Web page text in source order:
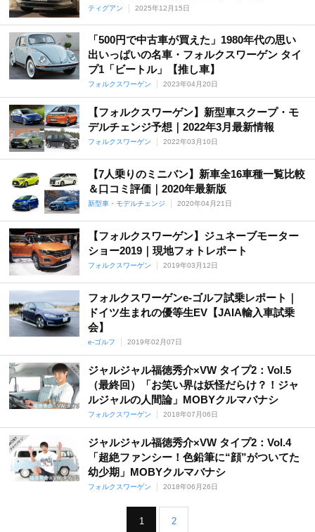
ティグアン 2025年12月15日
「500円で中古車が買えた」1980年代の思い
出いっぱいの名車・フォルクスワーゲン タイ
プ1「ビートル」【推し車】
フォルクスワーゲン 2023年04月20日
【フォルクスワーゲン】新型車スクープ・モ
デルチェンジ予想｜2022年3月最新情報
フォルクスワーゲン 2022年03月10日
【7人乗りのミニバン】新車全16車種一覧比較
＆口コミ評価｜2020年最新版
新型車・モデルチェンジ 2020年04月21日
【フォルクスワーゲン】ジュネーブモーター
ショー2019｜現地フォトレポート
フォルクスワーゲン 2019年03月12日
フォルクスワーゲンe-ゴルフ試乗レポート｜
ドイツ生まれの優等生EV【JAIA輸入車試乗
会】
e-ゴルフ 2019年02月07日
ジャルジャル福徳秀介×VW タイプ2：Vol.5
（最終回）「お笑い界は妖怪だらけ？！ジャ
ルジャルの人間論」MOBYクルマバナシ
フォルクスワーゲン 2018年07月06日
ジャルジャル福徳秀介×VW タイプ2：Vol.4
「超絶ファンシー！色鉛筆に“顔”がついてた
幼少期」MOBYクルマバナシ
フォルクスワーゲン 2018年06月26日
1 2